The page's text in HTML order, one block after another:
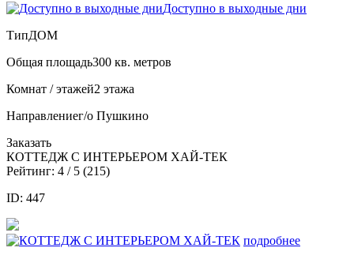
Доступно в выходные дни
ТипДОМ
Общая площадь300 кв. метров
Комнат / этажей2 этажа
Направлениег/о Пушкино
Заказать
КОТТЕДЖ С ИНТЕРЬЕРОМ ХАЙ-ТЕК
Рейтинг: 4 / 5 (215)
ID: 447
подробнее